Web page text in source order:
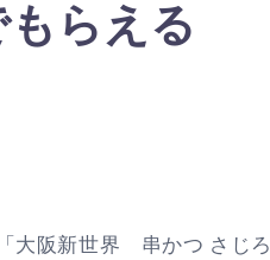
らえる
大阪新世界 串かつ さじろ